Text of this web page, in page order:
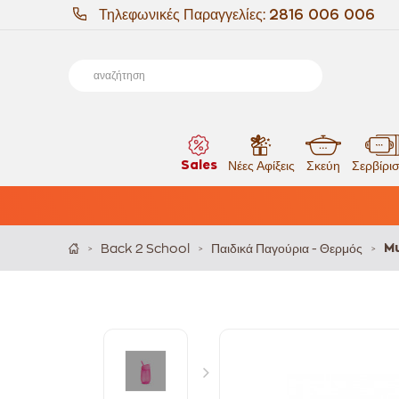
Τηλεφωνικές Παραγγελίες: 2816 006 006
Sales Νέες Αφίξεις Σκεύη
> Back 2 School > Παιδικά Παγούρια - Θερμός >